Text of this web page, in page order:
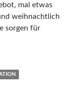
mal etwas
weihnachtlich
sorgen für
2025